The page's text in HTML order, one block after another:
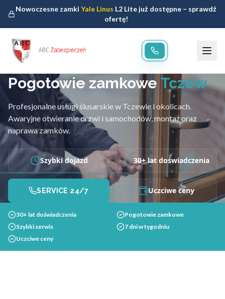
Nowoczesne zamkiYale Linus L2 Lite już dostępne – sprawdź
ofertę!
Pogotowie zamkowe Tczew
Profesjonalne usługi ślusarskie w Tczewie i okolicach.
Awaryjne otwieranie drzwi i samochodów, montaż oraz
naprawa zamków.
Szybki dojazd 30+ lat doświadczenia
SERVICE 24/7 Uczciwe ceny
30+ lat doświadczenia
Pogotowie zamkowe
Szybki serwis
7 dni w tygodniu
Uczciwe ceny